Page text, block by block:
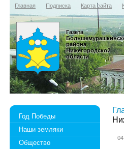
Главная Подписка Карта сайта
Газета
района
Нижегородской
области
Год Победы
Наши земляки
Общество